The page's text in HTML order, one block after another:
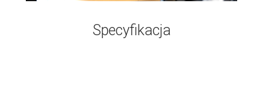
Specyfikacja